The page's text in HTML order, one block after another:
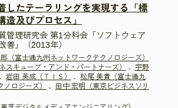
したテーラリングを実現する「標
造及びプロセス」
管理研究会 第1分科会「ソフトウェア
善」（2013年）
（富士通九州ネットワークテクノロジーズ）
スキューブ・アンド・パートナーズ） 、 宇野
、 岩田 英成（ＴＩＳ） 、 松尾 美貴（富士通九
ロジーズ）
、 田中 宏明（東京ビジネスソリ